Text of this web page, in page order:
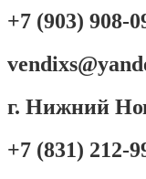
+7 (903) 908-
г. Нижний
+7 (831) 212-